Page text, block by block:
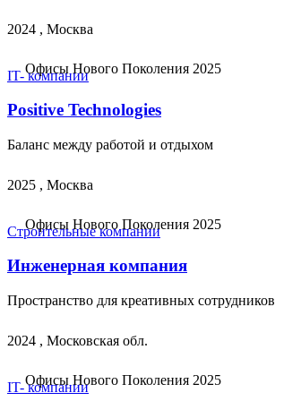
2024 , Москва
Офисы Нового Поколения 2025
IT- компании
Positive Technologies
Баланс между работой и отдыхом
2025 , Москва
Офисы Нового Поколения 2025
Строительные компании
Инженерная компания
Пространство для креативных сотрудников
2024 , Московская обл.
Офисы Нового Поколения 2025
IT- компании